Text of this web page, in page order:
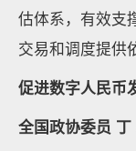
估体系，有效支
交易和调度提供
促进数字人民币
全国政协委员 丁